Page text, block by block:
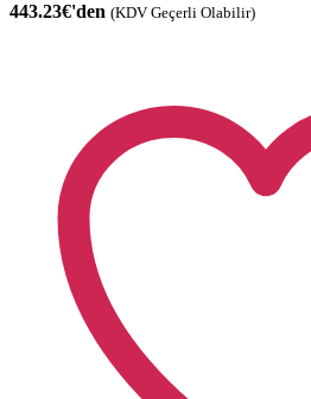
443.23€'den (KDV Geçerli Olabilir)